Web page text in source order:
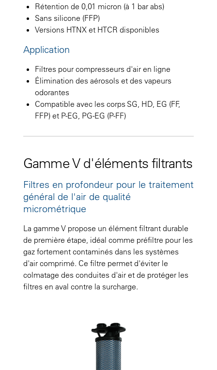
Rétention de 0,01 micron (à 1 bar abs)
Sans silicone (FFP)
Versions HTNX et HTCR disponibles
Application
Filtres pour compresseurs d'air en ligne
Élimination des aérosols et des vapeurs
odorantes
Compatible avec les corps SG, HD, EG (FF,
FFP) et P-EG, PG-EG (P-FF)
Gamme V d'éléments filtrants
Filtres en profondeur pour le traitement
général de l'air de qualité
micrométrique
La gamme V propose un élément filtrant durable
de première étape, idéal comme préfiltre pour les
gaz fortement contaminés dans les systèmes
d'air comprimé. Ce filtre permet d'éviter le
colmatage des conduites d'air et de protéger les
filtres en aval contre la surcharge.